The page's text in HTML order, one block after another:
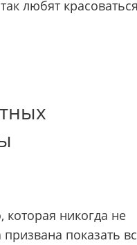
любят
которая никогда не
призвана показать